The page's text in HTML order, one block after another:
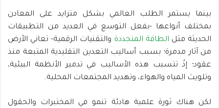
بينما يستمر الطلب العالمي بشكل متزايد على المعادن
بمختلف أنواعها -بفعل التوسع في العديد من التطبيقات
الحديثة مثل الطاقة المتجددة والتقنيات الرقمية- تعاني الأرض
من آثار مدمرة؛ بسبب أساليب التعدين التقليدية المتبعة منذ
عقود؛ إذْ تتسبب هذه الأساليب في تدمير الأنظمة البيئية،
وتلويث المياه والهواء، وتهديد المجتمعات المحلية.
لكن هناك ثورة علمية هادئة تنمو في المختبرات والحقول